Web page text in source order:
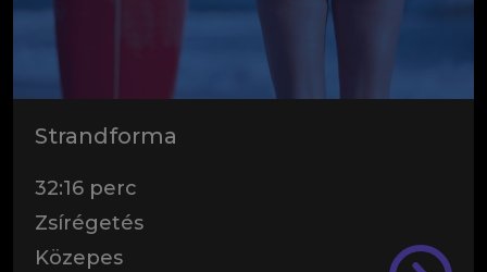
Strandforma
32:16 perc
Zsírégetés
Közepes